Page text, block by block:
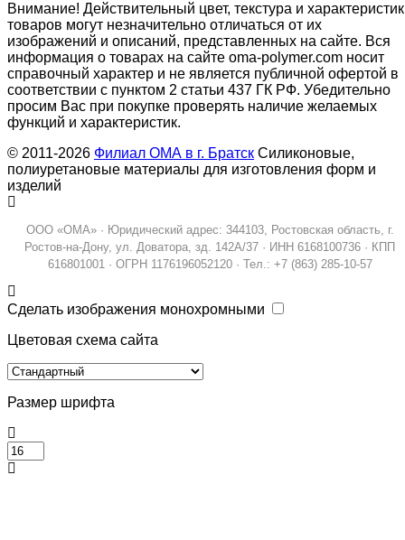
Внимание! Действительный цвет, текстура и
товаров могут незначительно отличаться от их
изображений и описаний, представленных на сайте. Вся
информация о товарах на сайте oma-polymer.com носит
справочный характер и не является публичной офертой в
соответствии с пунктом 2 статьи 437 ГК РФ. Убедительно
просим Вас при покупке проверять наличие желаемых
функций и характеристик.
© 2011-2026 Филиал ОМА в г. Братск Силиконовые,
полиуретановые материалы для изготовления форм и
изделий
ООО «ОМА» · Юридический адрес: 344103, Ростовская область, г.
Ростов-на-Дону, ул. Доватора, зд. 142А/37 · ИНН 6168100736 · КПП
616801001 · ОГРН 1176196052120 · Тел.: +7 (863) 285-10-57
Сделать изображения монохромными
Цветовая схема сайта
Размер шрифта